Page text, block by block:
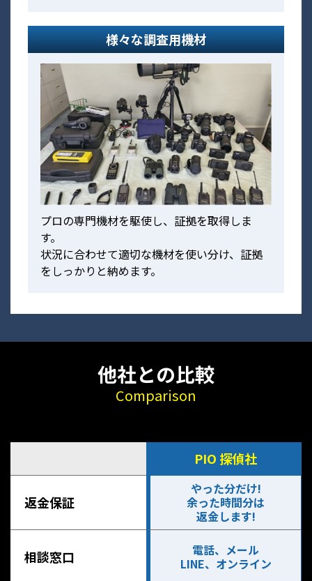
様々な調査用機材
プロの専門機材を駆使し、証拠を取得しま
す。
状況に合わせて適切な機材を使い分け、証拠
をしっかりと納めます。
他社との比較
Comparison
PIO 探偵社
返金保証
やった分だけ!
余った時間分は
返金します!
相談窓口
電話、メール
LINE、オンライン